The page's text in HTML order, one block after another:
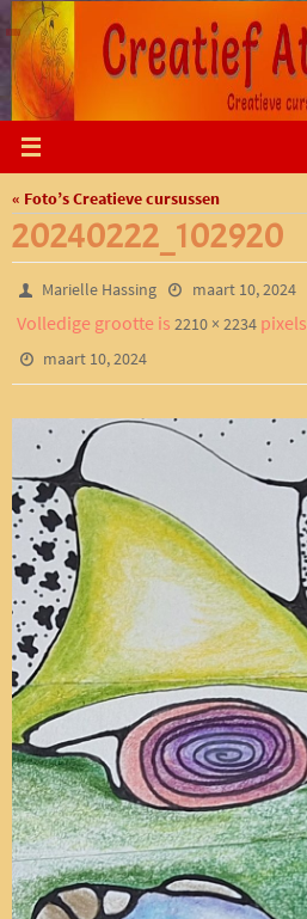
Ga
naar
de
inhoud
« Foto’s Creatieve cursussen
20240222_102920
Marielle Hassing maart 10, 2024
Volledige grootte is 2210 × 2234 pixels
maart 10, 2024